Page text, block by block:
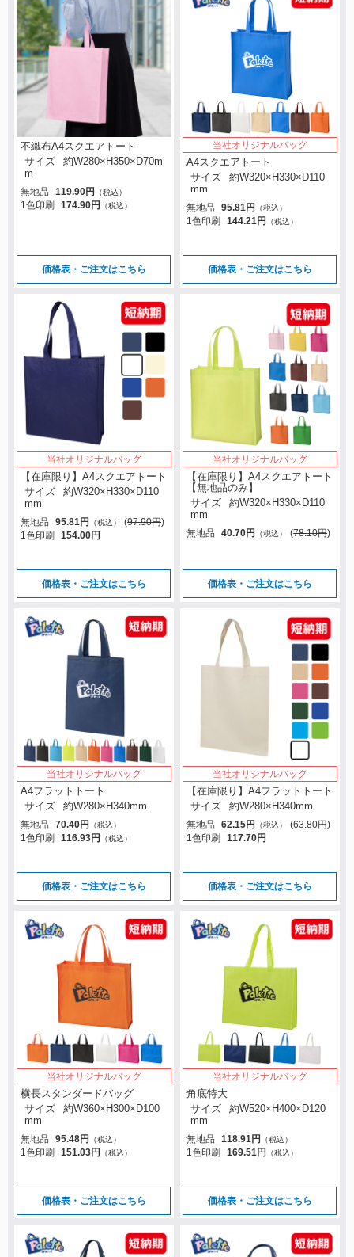
不織布A4スクエアトート
サイズ
約W280×H350×D70m
m
無地品
119.90円 （税込）
1色印刷 174.90円 （税込）
価格表・ご注文はこちら
当社オリジナルバッグ
A4スクエアトート
サイズ
約W320×H330×D110
mm
無地品
95.81円 （税込）
1色印刷 144.21円 （税込）
価格表・ご注文はこちら
当社オリジナルバッグ
【在庫限り】A4スクエアトート
サイズ
約W320×H330×D110
mm
無地品
95.81円 （税込） (97.90円)
1色印刷
154.00円
価格表・ご注文はこちら
当社オリジナルバッグ
【在庫限り】A4スクエアトート
【無地品のみ】
サイズ
約W320×H330×D110
mm
無地品
40.70円 （税込） (78.10円)
価格表・ご注文はこちら
当社オリジナルバッグ
A4フラットトート
サイズ
約W280×H340mm
無地品
70.40円 （税込）
1色印刷 116.93円 （税込）
価格表・ご注文はこちら
当社オリジナルバッグ
【在庫限り】A4フラットトート
サイズ
約W280×H340mm
無地品
62.15円 （税込） (63.80円)
1色印刷
117.70円
価格表・ご注文はこちら
当社オリジナルバッグ
横長スタンダードバッグ
サイズ
約W360×H300×D100
mm
無地品
95.48円 （税込）
1色印刷 151.03円 （税込）
価格表・ご注文はこちら
当社オリジナルバッグ
角底特大
サイズ
約W520×H400×D120
mm
無地品
118.91円 （税込）
1色印刷 169.51円 （税込）
価格表・ご注文はこちら